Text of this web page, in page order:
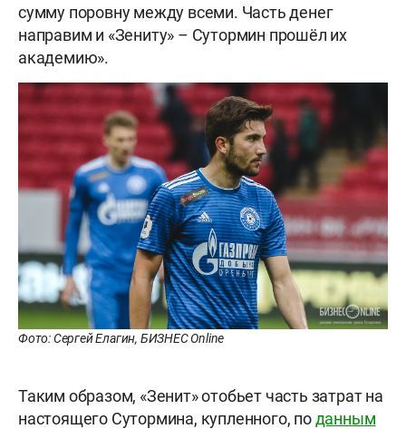
сумму поровну между всеми. Часть денег
направим и «Зениту» – Сутормин прошёл их
академию».
Фото: Сергей Елагин, БИЗНЕС Online
Таким образом, «Зенит» отобьет часть затрат на
настоящего Сутормина, купленного, поданным